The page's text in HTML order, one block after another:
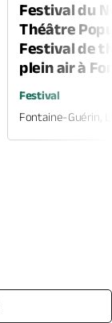
Festival du
Théâtre
Festival de
plein air à
Festival
Fontaine-Guérin,